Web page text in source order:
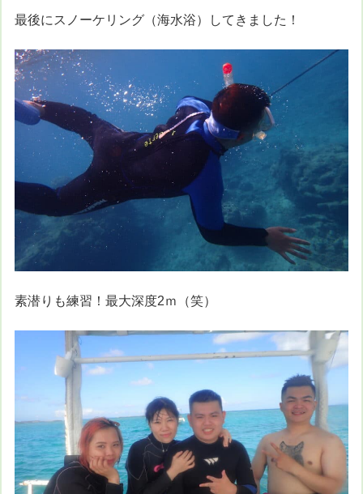
最後にスノーケリング（海水浴）してきました！
素潜りも練習！最大深度2ｍ（笑）